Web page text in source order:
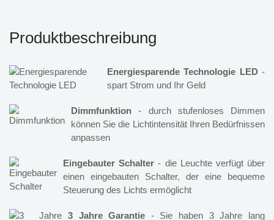
Produktbeschreibung
Energiesparende Technologie LED-
spart Strom und Ihr Geld
Dimmfunktion - durch stufenloses Dimmen
können Sie die Lichtintensität Ihren Bedürfnissen
anpassen
Eingebauter Schalter - die Leuchte verfügt über
einen eingebauten Schalter, der eine bequeme
Steuerung des Lichts ermöglicht
3 Jahre Garantie - Sie haben 3 Jahre lang